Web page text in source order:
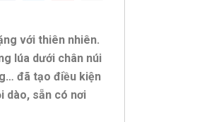
với thiên nhiên.
lúa dưới chân núi
đã tạo điều kiện
dào, sẵn có nơi